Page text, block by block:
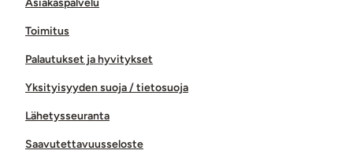
Asiakaspalvelu
Toimitus
Palautukset ja hyvitykset
Yksityisyyden suoja / tietosuoja
Lähetysseuranta
Saavutettavuusseloste